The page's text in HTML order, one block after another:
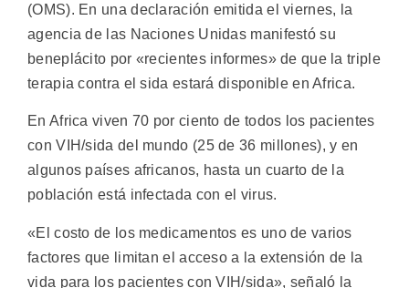
(OMS). En una declaración emitida el viernes, la
agencia de las Naciones Unidas manifestó su
beneplácito por «recientes informes» de que la triple
terapia contra el sida estará disponible en Africa.
En Africa viven 70 por ciento de todos los pacientes
con VIH/sida del mundo (25 de 36 millones), y en
algunos países africanos, hasta un cuarto de la
población está infectada con el virus.
«El costo de los medicamentos es uno de varios
factores que limitan el acceso a la extensión de la
vida para los pacientes con VIH/sida», señaló la